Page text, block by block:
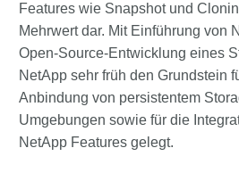
Features wie Snapshot und
Mehrwert dar. Mit Einführung von
Open-Source-Entwicklung eines
NetApp sehr früh den Grundstein
Anbindung von persistentem
Umgebungen sowie für die
NetApp Features gelegt.